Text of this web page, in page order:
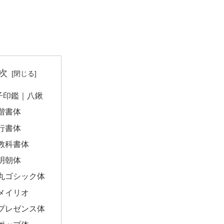
印鑑｜八鍬
書体
書体
科書体
朝体
ゴシック体
イリオ
レゼンス体